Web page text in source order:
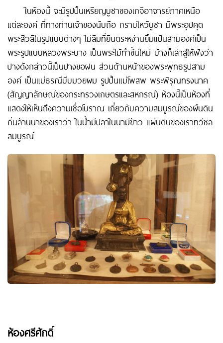
ในห้องนี้ จะมีรูปปั้นเหรียญบูชาของเกจิอาจารย์ภาคเหนือ
แต่ละองค์ ที่ทางท่านเจ้าของนับถือ กราบไหว้บูชา มีพระอุปคุต
พระสีวลีในรูปแบบต่างๆ ไม่ลืมที่ยืนตระหง่านยิ้มแป้นสามองค์เป็น
พระรูปแบบหลวงพระบาง เป็นพระไม้ทำขึ้นใหม่ บ้างก็เล่าสู่ให้ฟังว่า
ปางดังกล่าวนี้เป็นปางขอฝน ส่วนด้านหน้าของพระพุทธรูปสาม
องค์ เป็นแม่ธรณีบีบมวยผม รูปปั้นแม่โพสพ พระพิรุณทรงนาค
(สัญญาลักษณ์ของกระทรวงเกษตรและสหกรณ์) ห้องนี้เป็นห้องที่
แสดงให้เห็นถึงความเชื่อโบราณ เกี่ยวกับความสมบูรณ์ของผืนดิน
ถิ่นล้านนาของเราว่า ในน้ำมีปลาในนามีข้าว แผ่นดินของเราทวีชล
สมบูรณ์
ห้องศรีศักดิ์